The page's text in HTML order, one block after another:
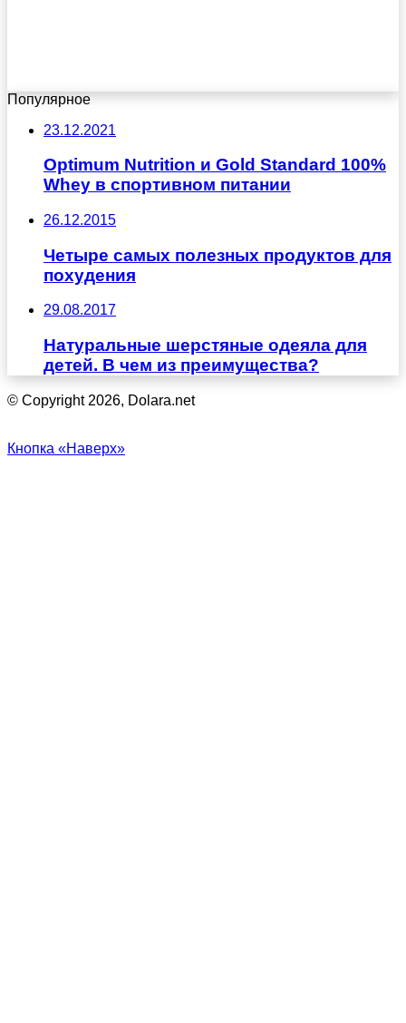
Популярное
23.12.2021
Optimum Nutrition и Gold Standard 100%
Whey в спортивном питании
26.12.2015
Четыре самых полезных продуктов для
похудения
29.08.2017
Натуральные шерстяные одеяла для
детей. В чем из преимущества?
© Copyright 2026, Dolara.net
Кнопка «Наверх»